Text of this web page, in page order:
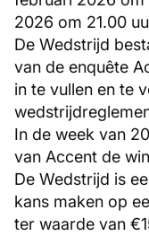
2026 om 21.00
De Wedstrijd
van de enquête
in te vullen en te
In de week van
van Accent de
De Wedstrijd is
kans maken op
ter waarde van